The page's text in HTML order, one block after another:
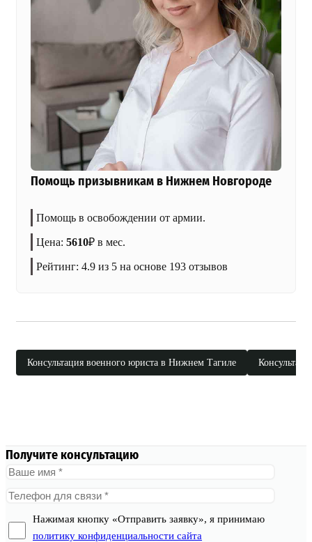
Помощь призывникам в Нижнем Новгороде
Помощь в освобождении от армии.
Цена: 5610₽ в мес.
Рейтинг: 4.9 из 5 на основе 193 отзывов
Консультация военного юриста в Нижнем Тагиле
Получите консультацию
Нажимая кнопку «Отправить заявку», я принимаю
политику конфиденциальности сайта